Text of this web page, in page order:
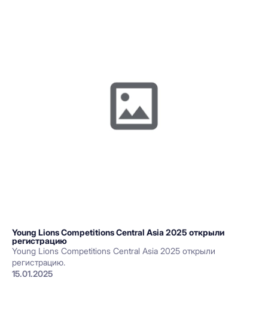
Young Lions Competitions Central Asia 2025 открыли
регистрацию
Young Lions Competitions Central Asia 2025 открыли
регистрацию.
15.01.2025